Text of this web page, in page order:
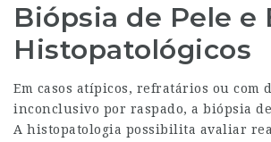
Biópsia de Pele e
Histopatológicos
Em casos atípicos, refratários ou com
inconclusivo por raspado, a biópsia
A histopatologia possibilita avaliar